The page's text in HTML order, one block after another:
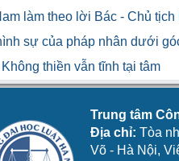
làm theo lời Bác - Chủ
sự của pháp nhân dưới
thiền vẫn tĩnh tại tâm
Trung tâm
Địa chỉ: Tòa
Võ - Hà Nội,